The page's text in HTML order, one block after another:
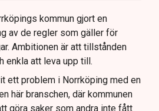
uteserveringen för
kommun gjort en
av de regler som gäller för
Ambitionen är att tillstånden
enkla att leva upp till.
ett problem i Norrköping med en
här branschen, där kommunen
göra saker som andra inte fått